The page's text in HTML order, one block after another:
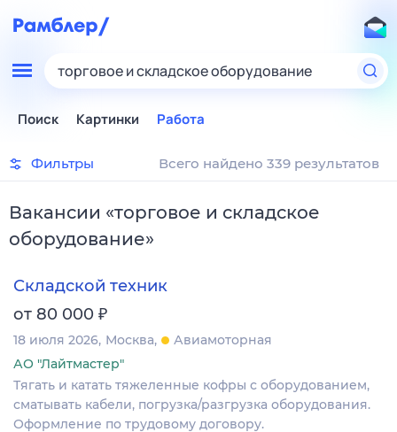
торговое и складское оборудование
Поиск Картинки Работа
Фильтры Всего найдено 339 результатов
Вакансии «торговое и складское
оборудование»
Складской техник
от 80 000 ₽
18 июля 2026 Москва
Авиамоторная
АО "Лайтмастер"
Тягать и катать тяжеленные кофры с оборудованием,
сматывать кабели, погрузка/разгрузка оборудования.
Оформление по трудовому договору.